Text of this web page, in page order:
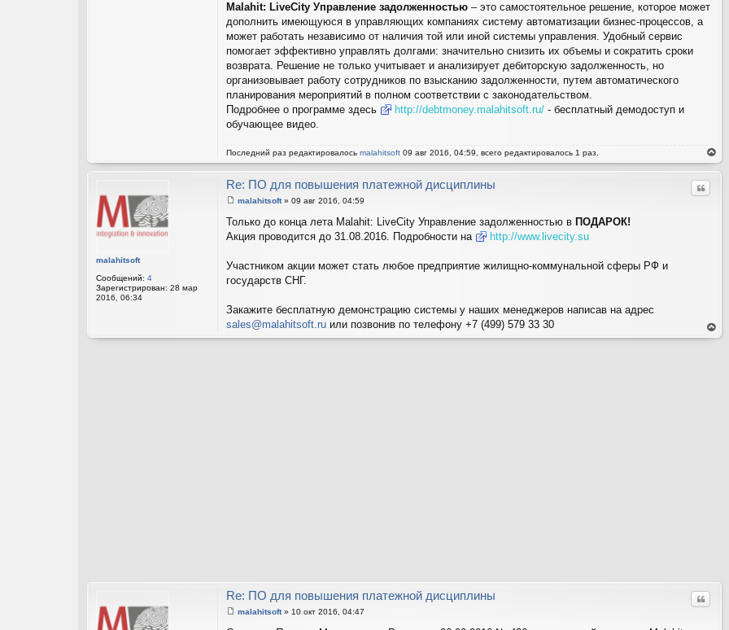
Malahit: LiveCity Управление задолженностью – это самостоятельное решение, которое может
дополнить имеющуюся в управляющих компаниях систему автоматизации бизнес-процессов, а
может работать независимо от наличия той или иной системы управления. Удобный сервис
помогает эффективно управлять долгами: значительно снизить их объемы и сократить сроки
возврата. Решение не только учитывает и анализирует дебиторскую задолженность, но
организовывает работу сотрудников по взысканию задолженности, путем автоматического
планирования мероприятий в полном соответствии с законодательством.
Подробнее о программе здесь
http://debtmoney.malahitsoft.ru/ - бесплатный демодоступ и
обучающее видео.
Последний раз редактировалось malahitsoft 09 авг 2016, 04:59, всего редактировалось 1 раз.
ну
на
malahitsoft
Сообщений: 4
Зарегистрирован: 28 мар
2016, 06:34
Re: ПО для повышения платежной дисциплины
о
б
н
е
malahitsoft» 09 авг 2016, 04:59
Только до конца лета Malahit: LiveCity Управление задолженностью в ПОДАРОК!
Акция проводится до 31.08.2016. Подробности на
http://www.livecity.su
Участником акции может стать любое предприятие жилищно-коммунальной сферы РФ и
государств СНГ.
Закажите бесплатную демонстрацию системы у наших менеджеров написав на адрес
sales@malahitsoft.ru или позвонив по телефону +7 (499) 579 33 30
Re: ПО для повышения платежной дисциплины
malahitsoft» 10 окт 2016, 04:47